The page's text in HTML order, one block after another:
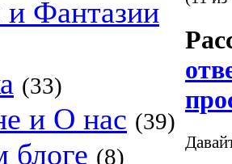
Фантазии
(33)
и О нас (39)
(8)